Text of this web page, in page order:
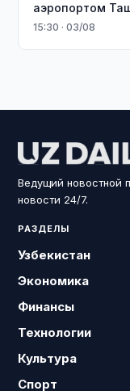
аэропортом
15:30 · 03/08
Ведущий новостной
новости 24/7.
РАЗДЕЛЫ
Узбекистан
Экономика
Финансы
Технологии
Культура
Спорт